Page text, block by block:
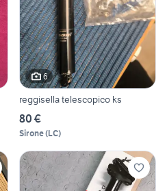
6
reggisella telescopico ks
80 €
Sirone(LC)